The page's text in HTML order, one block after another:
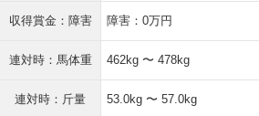
収得賞金：障害 障害：0万円
連対時：馬体重 462kg 〜 478kg
連対時：斤量 53.0kg 〜 57.0kg